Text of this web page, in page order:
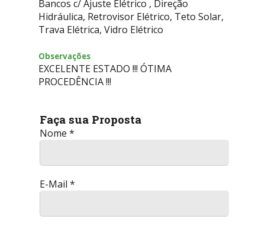
Bancos c/ Ajuste Elétrico , Direção
Hidráulica, Retrovisor Elétrico, Teto Solar,
Trava Elétrica, Vidro Elétrico
Observações
EXCELENTE ESTADO !!! ÓTIMA
PROCEDÊNCIA !!!
Faça sua Proposta
Nome *
E-Mail *